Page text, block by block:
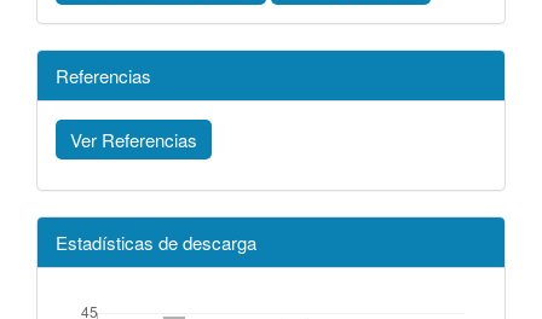
Referencias
Ver Referencias
Estadísticas de descarga